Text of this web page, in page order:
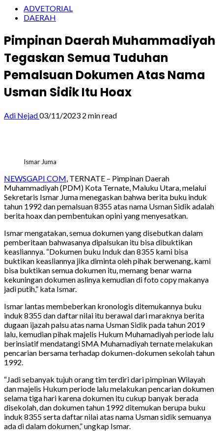
ADVETORIAL
DAERAH
Pimpinan Daerah Muhammadiyah
Tegaskan Semua Tuduhan
Pemalsuan Dokumen Atas Nama
Usman Sidik Itu Hoax
Adi Nejad03/11/2023 2 min read
Ismar Juma
NEWSGAPI COM, TERNATE – Pimpinan Daerah
Muhammadiyah (PDM) Kota Ternate, Maluku Utara, melalui
Sekretaris Ismar Juma menegaskan bahwa berita buku induk
tahun 1992 dan pemalsuan 8355 atas nama Usman Sidik adalah
berita hoax dan pembentukan opini yang menyesatkan.
Ismar mengatakan, semua dokumen yang disebutkan dalam
pemberitaan bahwasanya dipalsukan itu bisa dibuktikan
keasliannya. “Dokumen buku Induk dan 8355 kami bisa
buktikan keasliannya jika diminta oleh pihak berwenang, kami
bisa buktikan semua dokumen itu, memang benar warna
kekuningan dokumen aslinya kemudian di foto copy makanya
jadi putih,” kata Ismar.
Ismar lantas membeberkan kronologis ditemukannya buku
induk 8355 dan daftar nilai itu berawal dari maraknya berita
dugaan ijazah palsu atas nama Usman Sidik pada tahun 2019
lalu, kemudian pihak majelis Hukum Muhamadiyah periode lalu
berinsiatif mendatangi SMA Muhamadiyah ternate melakukan
pencarian bersama terhadap dokumen-dokumen sekolah tahun
1992.
“Jadi sebanyak tujuh orang tim terdiri dari pimpinan Wilayah
dan majelis Hukum periode lalu melakukan pencarian dokumen
selama tiga hari karena dokumen itu cukup banyak berada
disekolah, dan dokumen tahun 1992 ditemukan berupa buku
induk 8355 serta daftar nilai atas nama Usman sidik semuanya
ada di dalam dokumen,” ungkap Ismar.